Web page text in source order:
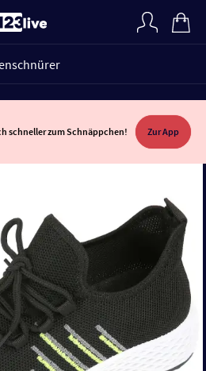
schneller zum Schnäppchen! Zur App